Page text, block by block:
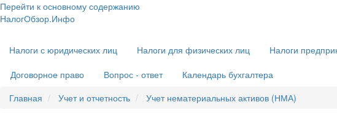
Перейти к основному содержанию
НалогОбзор.Инфо
навигация
Налоги с юридических лиц Налоги для физических лиц Налоги
Договорное право
Вопрос - ответ
Календарь бухгалтера
Главная
Учет и отчетность Учет нематериальных активов (НМА)